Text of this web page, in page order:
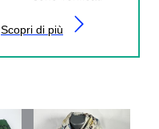
Scopri di più